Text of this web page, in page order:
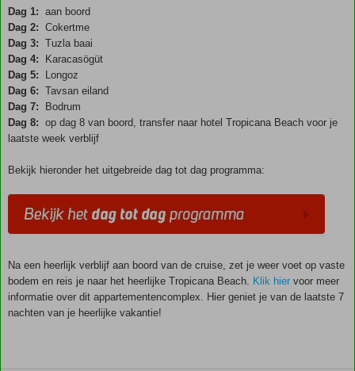
Dag 1: aan boord
Dag 2: Cokertme
Dag 3: Tuzla baai
Dag 4: Karacasögüt
Dag 5: Longoz
Dag 6: Tavsan eiland
Dag 7: Bodrum
Dag 8: op dag 8 van boord, transfer naar hotel Tropicana Beach voor je
laatste week verblijf
Bekijk hieronder het uitgebreide dag tot dag programma:
Na een heerlijk verblijf aan boord van de cruise, zet je weer voet op vaste
bodem en reis je naar het heerlijke Tropicana Beach. Klik hier voor meer
informatie over dit appartementencomplex. Hier geniet je van de laatste 7
nachten van je heerlijke vakantie!